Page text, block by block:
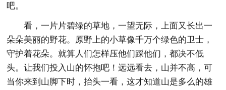
吧。
看，一片片碧绿的草地，一望无际，上面又长出一
朵朵美丽的野花。原野上的小草像千万个绿色的卫士，
守护着花朵。就算人们怎样压他们踩他们，都决不低
头。让我们投入山的怀抱吧！远远看去，山并不高，可
当你来到山脚下时，抬头一看，这才知道山是多么的雄